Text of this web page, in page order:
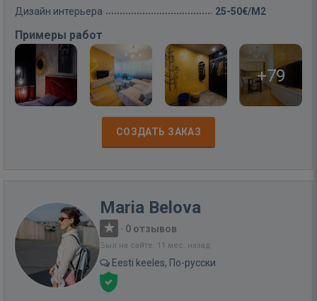
Дизайн интерьера 25-50€/M2
Примеры работ
+79
СОЗДАТЬ ЗАКАЗ
Maria Belova
· 0 отзывов
Был на сайте: 11 мес. назад
Eesti keeles, По-русски